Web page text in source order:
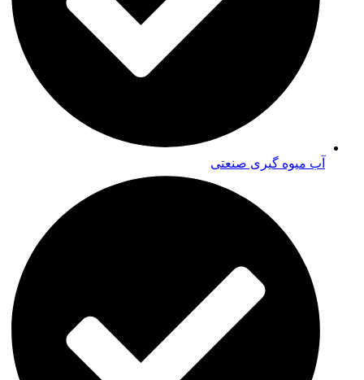
آب میوه گیری صنعتی